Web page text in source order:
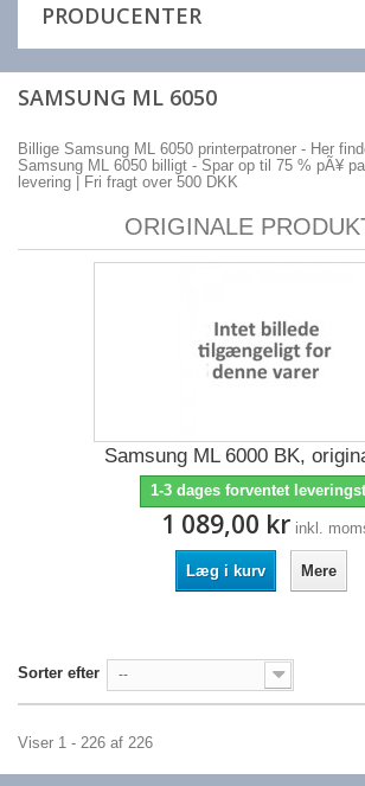
PRODUCENTER
SAMSUNG ML 6050
Billige Samsung ML 6050 printerpatroner - Her
Samsung ML 6050 billigt - Spar op til 75 % pÃ¥
levering | Fri fragt over 500 DKK
ORIGINALE
Samsung ML 6000 BK,
1-3 dages forventet
1 089,00 kr inkl.
Læg i kurv Mere
Sorter efter --
Viser 1 - 226 af 226